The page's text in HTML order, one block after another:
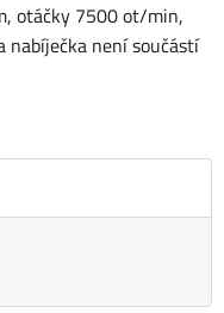
otáčky 7500 ot/min,
nabíječka není součástí